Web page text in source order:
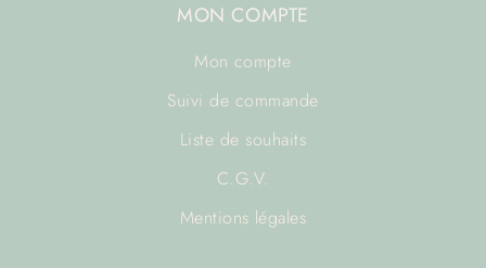
MON COMPTE
Mon compte
Suivi de commande
Liste de souhaits
C.G.V.
Mentions légales